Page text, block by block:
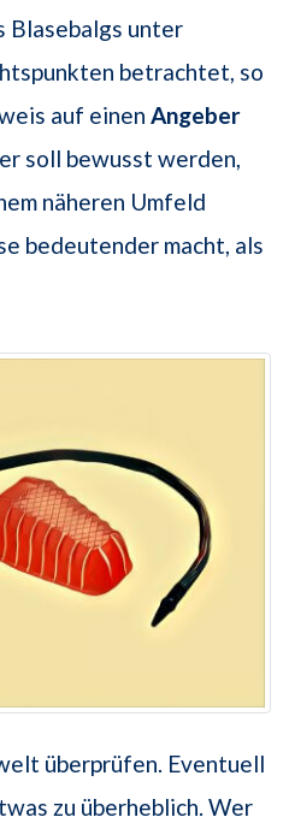
Blasebalgs unter
betrachtet, so
auf einen Angeber
soll bewusst werden,
näheren Umfeld
bedeutender macht, als
überprüfen. Eventuell
zu überheblich. Wer